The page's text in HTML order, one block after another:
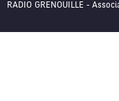
RADIO GRENOUILLE -